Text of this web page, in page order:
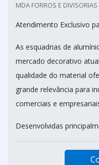
MDA FORROS E
Atendimento Exclusivo
As esquadrias de
mercado decorativo
qualidade do material
grande relevância para
comerciais e
Desenvolvidas